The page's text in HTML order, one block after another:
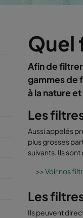
Quel
Afin de
gammes de
à la nature
Les
Aussi appelés
plus grosses
suivants. Ils
>> Voir nos
Les
Ils peuvent